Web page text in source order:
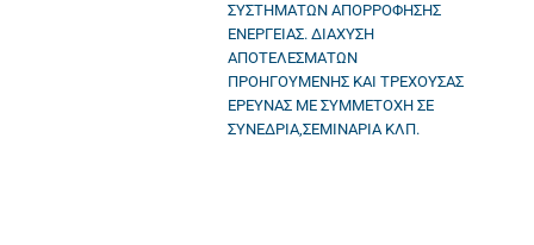
ΣΥΣΤΗΜΑΤΩΝ ΑΠΟΡΡΟΦΗΣΗΣ
ΕΝΕΡΓΕΙΑΣ. ΔΙΑΧΥΣΗ
ΑΠΟΤΕΛΕΣΜΑΤΩΝ
ΠΡΟΗΓΟΥΜΕΝΗΣ ΚΑΙ ΤΡΕΧΟΥΣΑΣ
ΕΡΕΥΝΑΣ ΜΕ ΣΥΜΜΕΤΟΧΗ ΣΕ
ΣΥΝΕΔΡΙΑ,ΣΕΜΙΝΑΡΙΑ ΚΛΠ.